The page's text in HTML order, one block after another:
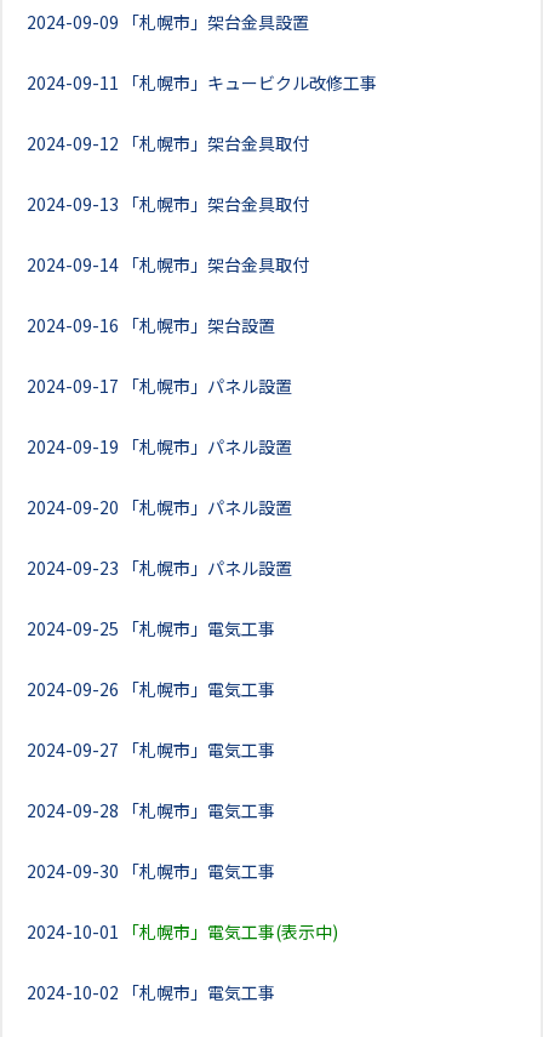
2024-09-09 「札幌市」架台金具設置
2024-09-11 「札幌市」キュービクル改修工事
2024-09-12 「札幌市」架台金具取付
2024-09-13 「札幌市」架台金具取付
2024-09-14 「札幌市」架台金具取付
2024-09-16 「札幌市」架台設置
2024-09-17 「札幌市」パネル設置
2024-09-19 「札幌市」パネル設置
2024-09-20 「札幌市」パネル設置
2024-09-23 「札幌市」パネル設置
2024-09-25 「札幌市」電気工事
2024-09-26 「札幌市」電気工事
2024-09-27 「札幌市」電気工事
2024-09-28 「札幌市」電気工事
2024-09-30 「札幌市」電気工事
2024-10-01 「札幌市」電気工事(表示中)
2024-10-02 「札幌市」電気工事